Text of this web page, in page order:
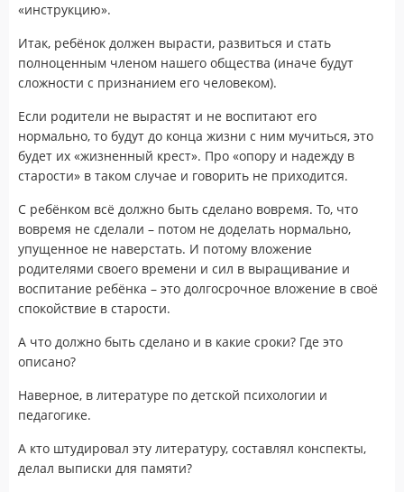
«инструкцию».
Итак, ребёнок должен вырасти, развиться и стать
полноценным членом нашего общества (иначе будут
сложности с признанием его человеком).
Если родители не вырастят и не воспитают его
нормально, то будут до конца жизни с ним мучиться, это
будет их «жизненный крест». Про «опору и надежду в
старости» в таком случае и говорить не приходится.
С ребёнком всё должно быть сделано вовремя. То, что
вовремя не сделали – потом не доделать нормально,
упущенное не наверстать. И потому вложение
родителями своего времени и сил в выращивание и
воспитание ребёнка – это долгосрочное вложение в своё
спокойствие в старости.
А что должно быть сделано и в какие сроки? Где это
описано?
Наверное, в литературе по детской психологии и
педагогике.
А кто штудировал эту литературу, составлял конспекты,
делал выписки для памяти?